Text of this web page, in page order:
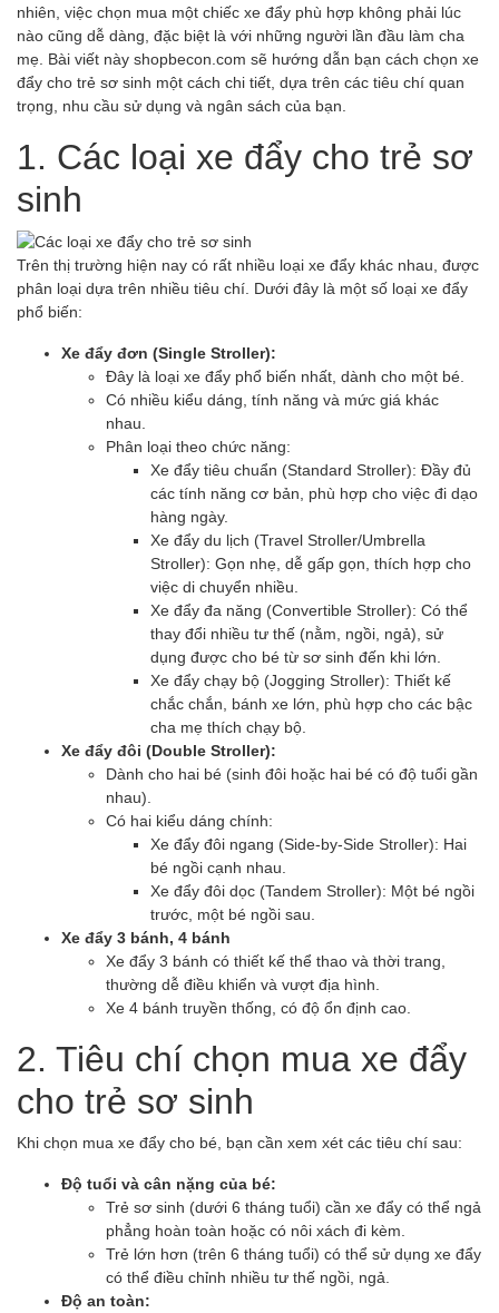
nhiên, việc chọn mua một chiếc xe đẩy phù hợp không phải lúc
nào cũng dễ dàng, đặc biệt là với những người lần đầu làm cha
mẹ. Bài viết này shopbecon.com sẽ hướng dẫn bạn cách chọn xe
đẩy cho trẻ sơ sinh một cách chi tiết, dựa trên các tiêu chí quan
trọng, nhu cầu sử dụng và ngân sách của bạn.
1. Các loại xe đẩy cho trẻ sơ
sinh
Trên thị trường hiện nay có rất nhiều loại xe đẩy khác nhau, được
phân loại dựa trên nhiều tiêu chí. Dưới đây là một số loại xe đẩy
phổ biến:
Xe đẩy đơn (Single Stroller):
Đây là loại xe đẩy phổ biến nhất, dành cho một bé.
Có nhiều kiểu dáng, tính năng và mức giá khác
nhau.
Phân loại theo chức năng:
Xe đẩy tiêu chuẩn (Standard Stroller): Đầy đủ
các tính năng cơ bản, phù hợp cho việc đi dạo
hàng ngày.
Xe đẩy du lịch (Travel Stroller/Umbrella
Stroller): Gọn nhẹ, dễ gấp gọn, thích hợp cho
việc di chuyển nhiều.
Xe đẩy đa năng (Convertible Stroller): Có thể
thay đổi nhiều tư thế (nằm, ngồi, ngả), sử
dụng được cho bé từ sơ sinh đến khi lớn.
Xe đẩy chạy bộ (Jogging Stroller): Thiết kế
chắc chắn, bánh xe lớn, phù hợp cho các bậc
cha mẹ thích chạy bộ.
Xe đẩy đôi (Double Stroller):
Dành cho hai bé (sinh đôi hoặc hai bé có độ tuổi gần
nhau).
Có hai kiểu dáng chính:
Xe đẩy đôi ngang (Side-by-Side Stroller): Hai
bé ngồi cạnh nhau.
Xe đẩy đôi dọc (Tandem Stroller): Một bé ngồi
trước, một bé ngồi sau.
Xe đẩy 3 bánh, 4 bánh
Xe đẩy 3 bánh có thiết kế thể thao và thời trang,
thường dễ điều khiển và vượt địa hình.
Xe 4 bánh truyền thống, có độ ổn định cao.
2. Tiêu chí chọn mua xe đẩy
cho trẻ sơ sinh
Khi chọn mua xe đẩy cho bé, bạn cần xem xét các tiêu chí sau:
Độ tuổi và cân nặng của bé:
Trẻ sơ sinh (dưới 6 tháng tuổi) cần xe đẩy có thể ngả
phẳng hoàn toàn hoặc có nôi xách đi kèm.
Trẻ lớn hơn (trên 6 tháng tuổi) có thể sử dụng xe đẩy
có thể điều chỉnh nhiều tư thế ngồi, ngả.
Độ an toàn: